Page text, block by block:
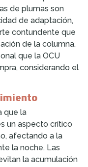
de plumas son
de adaptación,
contundente que
de la columna.
que la OCU
considerando el
que la
un aspecto crítico
afectando a la
la noche. Las
la acumulación